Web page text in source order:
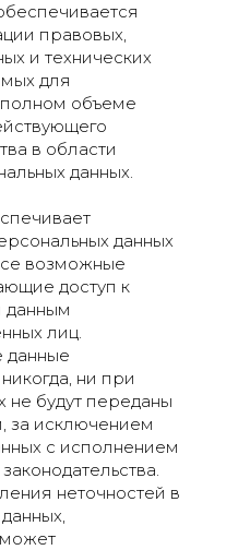
правовых,
и технических
для
объеме
в области
данных.
данных
возможные
доступ к
данным
лиц.
данные
ни при
не будут переданы
за исключением
с исполнением
неточностей в
может